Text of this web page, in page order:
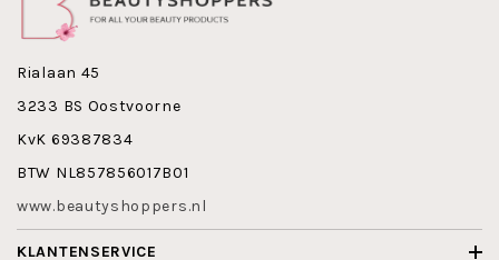
Rialaan 45
3233 BS Oostvoorne
KvK 69387834
BTW NL857856017B01
www.beautyshoppers.nl
KLANTENSERVICE